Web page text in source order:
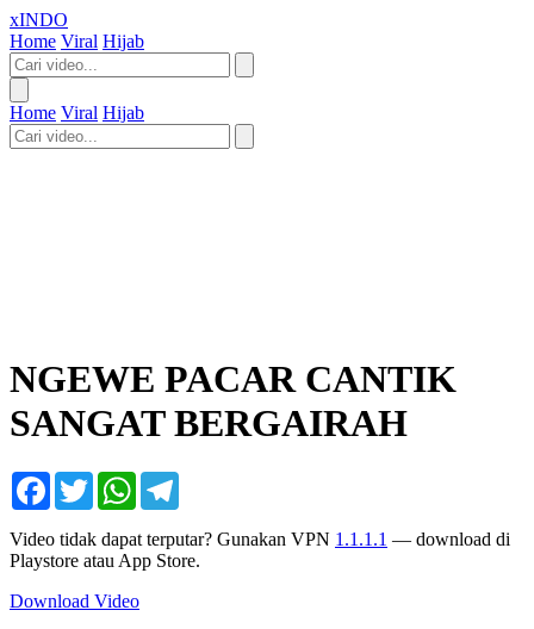
xINDO
Home Viral Hijab
Home Viral Hijab
NGEWE PACAR CANTIK
SANGAT BERGAIRAH
Facebook
TwitterWhatsApp
Video tidak dapat terputar? Gunakan VPN 1.1.1.1 — download di
Playstore atau App Store.
Download Video